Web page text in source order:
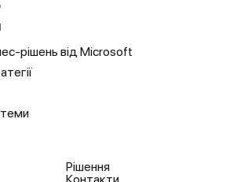
рішень від Microsoft
Рішення